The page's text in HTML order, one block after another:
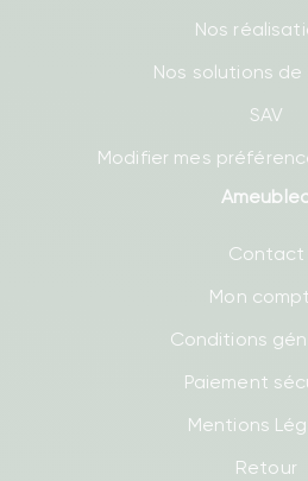
Nos
Nos solutions de
SAV
Modifier mes
Contact
Mon
Conditions
Paiement
Mentions
Retour